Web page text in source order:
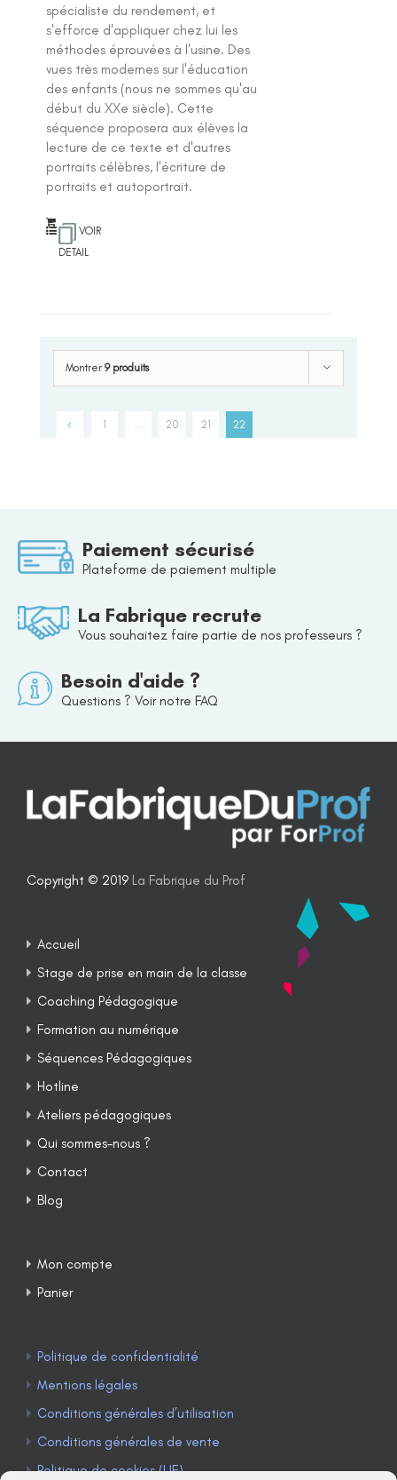
spécialiste du rendement, et
s'efforce d'appliquer chez lui les
méthodes éprouvées à l'usine. Des
vues très modernes sur l'éducation
des enfants (nous ne sommes qu'au
début du XXe siècle). Cette
séquence proposera aux élèves la
lecture de ce texte et d'autres
portraits célèbres, l'écriture de
portraits et autoportrait.
VOIR
DETAIL
Montrer 9 produits
1 20 21 22
Paiement sécurisé
Plateforme de paiement multiple
La Fabrique recrute
Vous souhaitez faire partie de nos professeurs ?
Besoin d'aide ?
Questions ? Voir notre FAQ
Copyright © 2019 La Fabrique du Prof
Accueil
Stage de prise en main de la classe
Coaching Pédagogique
Formation au numérique
Séquences Pédagogiques
Hotline
Ateliers pédagogiques
Qui sommes-nous ?
Contact
Blog
Mon compte
Panier
Politique de confidentialité
Mentions légales
Conditions générales d’utilisation
Conditions générales de vente
Politique de cookies (UE)